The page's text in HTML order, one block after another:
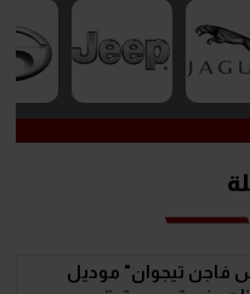
فاجن تيجوان" موديل